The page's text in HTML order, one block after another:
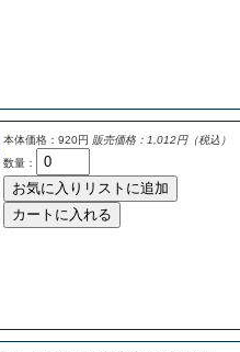
本体価格：920円 販売価格：1,012円（税込）
数量：
お気に入りリストに追加
カートに入れる